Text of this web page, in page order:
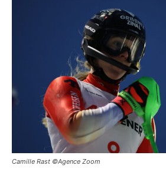
Camille Rast ©Agence Zoom